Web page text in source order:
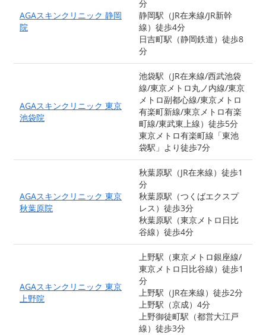
AGAスキンクリニック 静岡
院
分
静岡駅（JR在来線/JR新幹
線）徒歩4分
日吉町駅（静岡鉄道）徒歩8
分
AGAスキンクリニック 東京
池袋院
池袋駅（JR在来線/西武池袋
線/東京メトロ丸ノ内線/東京
メトロ副都心線/東京メトロ
有楽町新線/東京メトロ有楽
町線/東武東上線）徒歩5分
東京メトロ有楽町線「東池
袋駅」より徒歩7分
AGAスキンクリニック 東京
秋葉原院
秋葉原駅（JR在来線）徒歩1
分
秋葉原駅（つくばエクスプ
レス）徒歩3分
秋葉原駅（東京メトロ日比
谷線）徒歩4分
AGAスキンクリニック 東京
上野院
上野駅（東京メトロ銀座線/
東京メトロ日比谷線）徒歩1
分
上野駅（JR在来線）徒歩2分
上野駅（京成）4分
上野御徒町駅（都営大江戸
線）徒歩3分